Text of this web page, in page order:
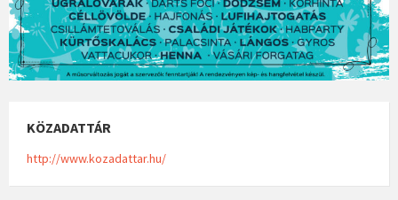
KÖZADATTÁR
http://www.kozadattar.hu/